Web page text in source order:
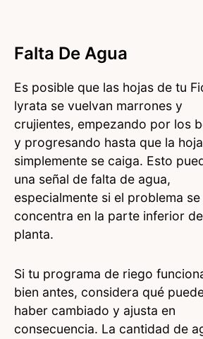
Falta De Agua
Es posible que las hojas de tu
lyrata se vuelvan marrones y
crujientes, empezando por los
y progresando hasta que la hoja
simplemente se caiga. Esto
una señal de falta de agua,
especialmente si el problema se
concentra en la parte inferior
planta.
Si tu programa de riego
bien antes, considera qué
haber cambiado y ajusta en
consecuencia. La cantidad de